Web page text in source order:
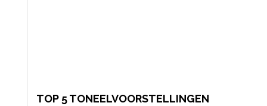
TOP 5 TONEELVOORSTELLINGEN